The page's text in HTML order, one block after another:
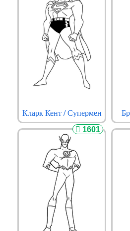
Кларк Кент / Супермен
1601